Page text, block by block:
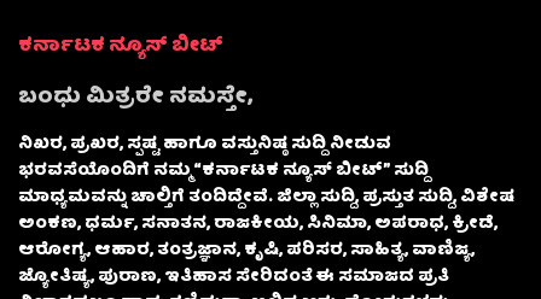
ಕರ್ನಾಟಕ ನ್ಯೂಸ್ ಬೀಟ್
ಬಂಧು ಮಿತ್ರರೇ ನಮಸ್ತೇ,
ನಿಖರ, ಪ್ರಖರ, ಸ್ಪಷ್ಟ ಹಾಗೂ ವಸ್ತುನಿಷ್ಠ ಸುದ್ದಿ ನೀಡುವ
ಭರವಸೆಯೊಂದಿಗೆ ನಮ್ಮ “ಕರ್ನಾಟಕ ನ್ಯೂಸ್ ಬೀಟ್” ಸುದ್ದಿ
ಮಾಧ್ಯಮವನ್ನು ಚಾಲ್ತಿಗೆ ತಂದಿದ್ದೇವೆ. ಜಿಲ್ಲಾ ಸುದ್ದಿ, ಪ್ರಸ್ತುತ ಸುದ್ದಿ, ವಿಶೇಷ
ಅಂಕಣ, ಧರ್ಮ, ಸನಾತನ, ರಾಜಕೀಯ, ಸಿನಿಮಾ, ಅಪರಾಧ, ಕ್ರೀಡೆ,
ಆರೋಗ್ಯ, ಆಹಾರ, ತಂತ್ರಜ್ಞಾನ, ಕೃಷಿ, ಪರಿಸರ, ಸಾಹಿತ್ಯ, ವಾಣಿಜ್ಯ,
ಜ್ಯೋತಿಷ್ಯ, ಪುರಾಣ, ಇತಿಹಾಸ ಸೇರಿದಂತೆ ಈ ಸಮಾಜದ ಪ್ರತಿ